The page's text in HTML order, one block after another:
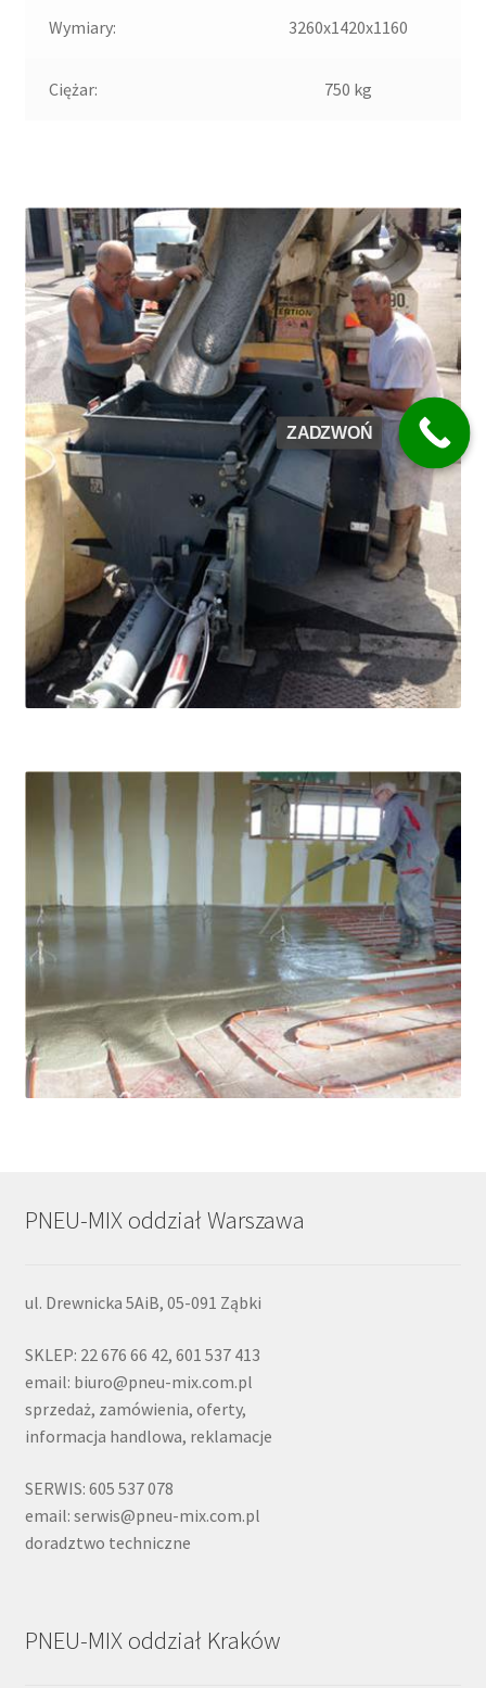
Wymiary: 3260x1420x1160
Ciężar: 750 kg
PNEU-MIX oddział Warszawa
ul. Drewnicka 5AiB, 05-091 Ząbki
SKLEP: 22 676 66 42, 601 537 413
email: biuro@pneu-mix.com.pl
sprzedaż, zamówienia, oferty,
informacja handlowa, reklamacje
SERWIS: 605 537 078
email: serwis@pneu-mix.com.pl
doradztwo techniczne
PNEU-MIX oddział Kraków
ZADZWOŃ